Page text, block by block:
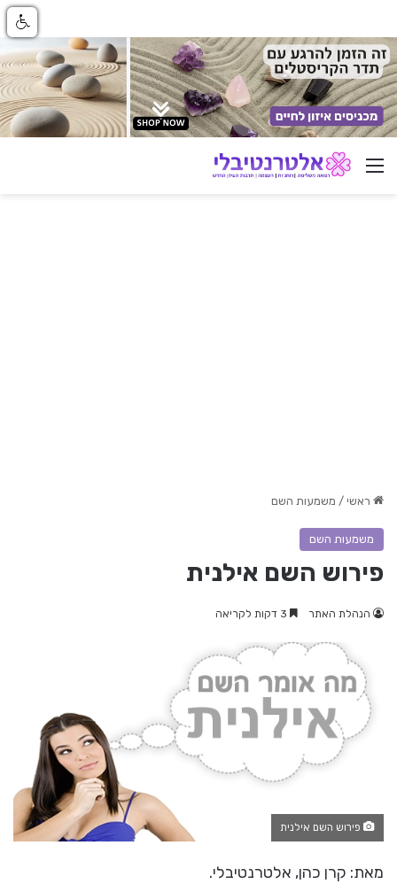
ניווט באתר
ראשי / משמעות השם
משמעות השם
פירוש השם אילנית
הנהלת האתר
פירוש השם אילנית
מאת: קרן כהן, אלטרנטיבלי.